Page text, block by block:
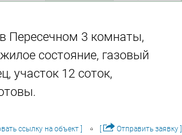
Пересечном 3 комнаты,
состояние, газовый
участок 12 соток,
ссылку на объект ] Отправить заявку ]